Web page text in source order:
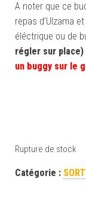
A noter que ce
repas d’Ulzama
éléctrique ou de
régler sur place)
un buggy sur le
Rupture de stock
Catégorie :